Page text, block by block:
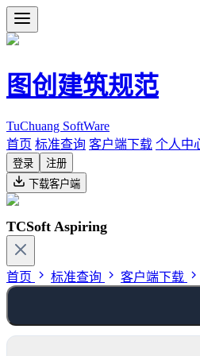
图创建筑规范
TuChuang SoftWare
首页 标准查询 客户端下载 个人中
登录
注册
下载客户端
TCSoft Aspiring
首页 标准查询 客户端下载